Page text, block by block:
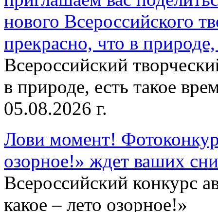
нового Всероссийского
прекрасно, что в
Всероссийский
в природе, есть такое
05.08.2026 г.
Лови момент!
озорное!» ждет ваших
Всероссийский конкурс
какое – лето озорное!»